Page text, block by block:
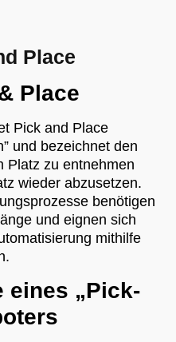
Place
Place
Pick and Place
und bezeichnet den
Platz zu entnehmen
wieder abzusetzen.
benötigen
und eignen sich
mithilfe
eines „Pick-